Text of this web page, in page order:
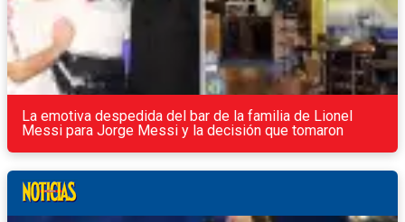
La emotiva despedida del bar de la familia de Lionel
Messi para Jorge Messi y la decisión que tomaron